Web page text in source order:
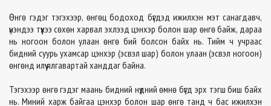
Өнгө гэдэг тэгэхээр, өнгөц бодоход бүгдэд ижилхэн мэт санагдавч,
үнэндээ түүхээ сөхөн харвал эхлээд цэнхэр болон шар өнгө байж, дараа
нь ногоон болон улаан өнгө бий болсон байх нь. Тийм ч учраас
бидний суурь ухамсар цэнхэр (эсвэл шар) болон улаан (эсвэл ногоон)
өнгөнд илүү ялгавартай ханддаг байна.
Тэгэхээр өнгө гэдэг маань бидний нүдний өмнө бүгд эрх тэгш биш байх
нь. Миний харж байгаа цэнхэр болон шар өнгө танд ч бас ижилхэн